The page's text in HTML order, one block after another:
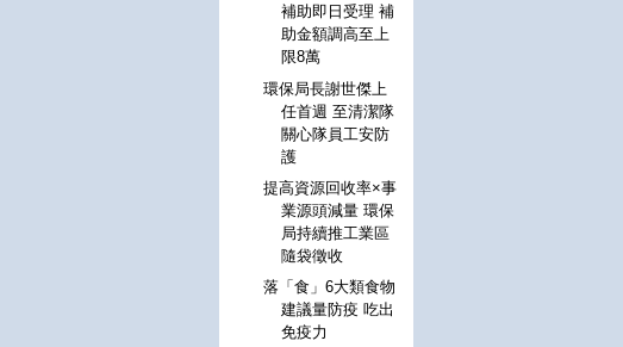
補助即日受理 補
助金額調高至上
限8萬
環保局長謝世傑上
任首週 至清潔隊
關心隊員工安防
護
提高資源回收率×事
業源頭減量 環保
局持續推工業區
隨袋徵收
落「食」6大類食物
建議量防疫 吃出
免疫力